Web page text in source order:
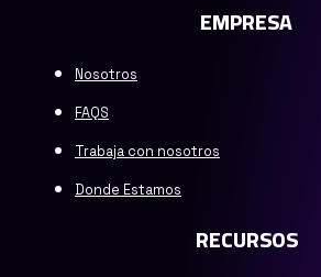
EMPRESA
Nosotros
FAQS
Trabaja con nosotros
Donde Estamos
RECURSOS